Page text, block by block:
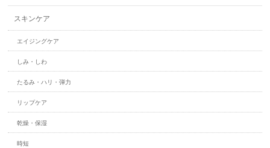
スキンケア
エイジングケア
しみ・しわ
たるみ・ハリ・弾力
リップケア
乾燥・保湿
時短